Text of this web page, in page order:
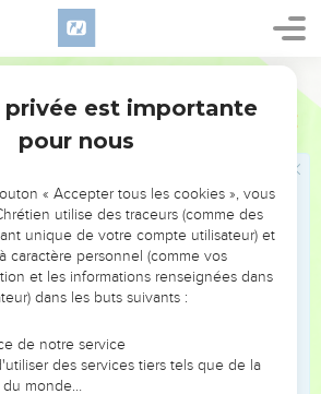
PAS L’ÉVÉNEMENT
L’ANNÉE !
POUVAIENT VOUS ÉVITER LES
VOTRES ?
Mais on voit moins les doutes, les erreurs
qu'ils ont traversés, alors même que ce
elles qui les ont façonnés.
privée est importante
pour nous
« Accepter tous les cookies », vous
utilise des traceurs (comme des
unique de votre compte utilisateur) et
caractère personnel (comme vos
et les informations renseignées dans
dans les buts suivants :
de notre service
des services tiers tels que de la
du monde…